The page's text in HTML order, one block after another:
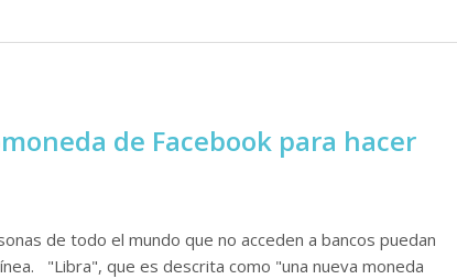
de Facebook para hacer
de todo el mundo que no acceden a bancos puedan
"Libra", que es descrita como "una nueva moneda